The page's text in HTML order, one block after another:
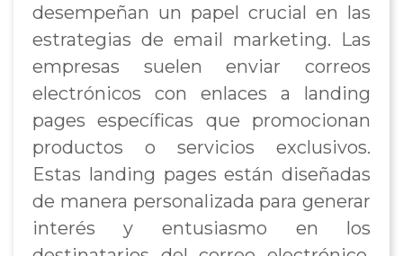
desempeñan un papel crucial en las
estrategias de email marketing. Las
empresas suelen enviar correos
electrónicos con enlaces a landing
pages específicas que promocionan
productos o servicios exclusivos.
Estas landing pages están diseñadas
de manera personalizada para generar
interés y entusiasmo en los